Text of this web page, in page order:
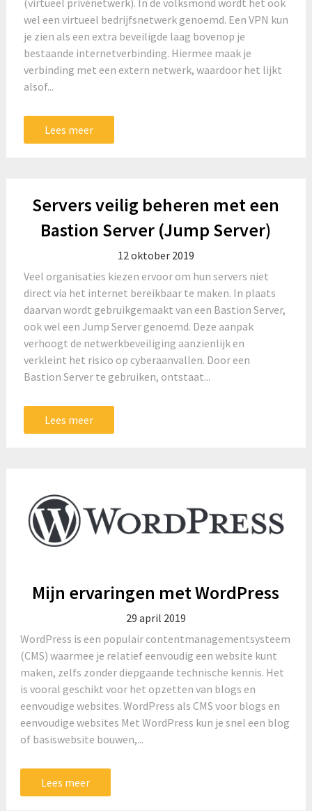
(virtueel privénetwerk). In de volksmond wordt het ook
wel een virtueel bedrijfsnetwerk genoemd. Een VPN kun
je zien als een extra beveiligde laag bovenop je
bestaande internetverbinding. Hiermee maak je
verbinding met een extern netwerk, waardoor het lijkt
alsof...
Lees meer
Servers veilig beheren met een
Bastion Server (Jump Server)
12 oktober 2019
Veel organisaties kiezen ervoor om hun servers niet
direct via het internet bereikbaar te maken. In plaats
daarvan wordt gebruikgemaakt van een Bastion Server,
ook wel een Jump Server genoemd. Deze aanpak
verhoogt de netwerkbeveiliging aanzienlijk en
verkleint het risico op cyberaanvallen. Door een
Bastion Server te gebruiken, ontstaat...
Lees meer
Mijn ervaringen met WordPress
29 april 2019
WordPress is een populair contentmanagementsysteem
(CMS) waarmee je relatief eenvoudig een website kunt
maken, zelfs zonder diepgaande technische kennis. Het
is vooral geschikt voor het opzetten van blogs en
eenvoudige websites. WordPress als CMS voor blogs en
eenvoudige websites Met WordPress kun je snel een blog
of basiswebsite bouwen,...
Lees meer